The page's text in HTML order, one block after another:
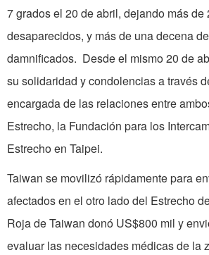
7 grados el 20 de abril, dejando más de
desaparecidos, y más de una decena
damnificados. Desde el mismo 20 de
su solidaridad y condolencias a través
encargada de las relaciones entre
Estrecho, la Fundación para los
Estrecho en Taipei.
Taiwan se movilizó rápidamente para
afectados en el otro lado del Estrecho
Roja de Taiwan donó­ US$800 mil y
evaluar las necesidades médicas de la